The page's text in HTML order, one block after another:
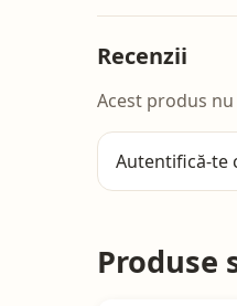
Recenzii
Acest produs
Autentifică-te
Produse